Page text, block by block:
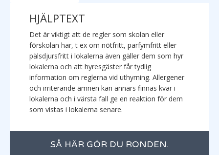
HJÄLPTEXT
Det är viktigt att de regler som skolan eller
förskolan har, t ex om nötfritt, parfymfritt eller
pälsdjursfritt i lokalerna även gäller dem som hyr
lokalerna och att hyresgäster får tydlig
information om reglerna vid uthyrning. Allergener
och irriterande ämnen kan annars finnas kvar i
lokalerna och i värsta fall ge en reaktion för dem
som vistas i lokalerna senare.
SÅ HÄR GÖR DU RONDEN.